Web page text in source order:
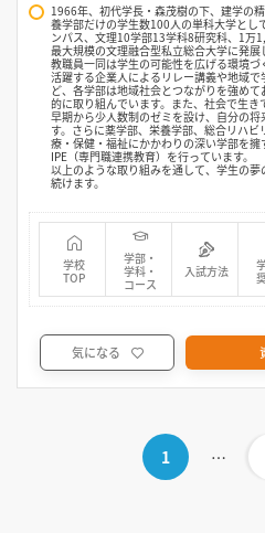
1966年、初代学長・森茂樹の下、建学の
養学部だけの学生数100人の単科大学とし
ンパス、文理10学部13学科8研究科、1万
最大規模の文理融合型私立総合大学に発展
教職員一同は学生の可能性を広げる環境
活躍する企業人によるリレー講義や地域
ど、各学部は地域社会とつながりを強め
的に取り組んでいます。また、社会で生
早期から少人数制のゼミを設け、自分の
す。さらに薬学部、栄養学部、総合リハ
療・保健・福祉にかかわりの深い学部を擁
IPE（専門職連携教育）を行っています。
以上のような取り組みを通して、学生の
続けます。
学校
TOP
学部・
学科・
コース
入試方法
気になる
1 …